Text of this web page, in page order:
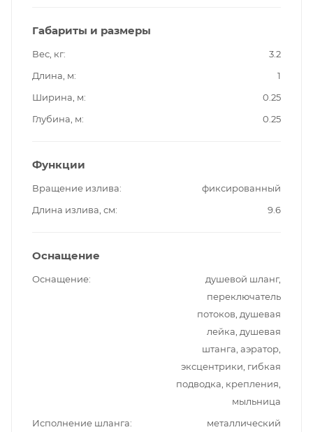
Габариты и размеры
Вес, кг
3.2
Длина, м
1
Ширина, м
0.25
Глубина, м
0.25
Функции
Вращение излива
фиксированный
Длина излива, см
9.6
Оснащение
Оснащение
душевой шланг,
переключатель
потоков, душевая
лейка, душевая
штанга, аэратор,
эксцентрики, гибкая
подводка, крепления,
мыльница
Исполнение шланга
металлический